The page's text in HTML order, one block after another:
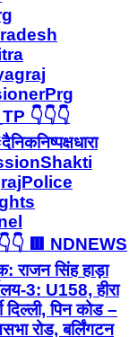
👇👇👇
🟥 NDNEWS
राजन सिंह हाड़ा
3: U158, हीरा
पिन कोड –
रोड, बर्लिंगटन
1: 1/1 अटल
(212601) (UP) 📞